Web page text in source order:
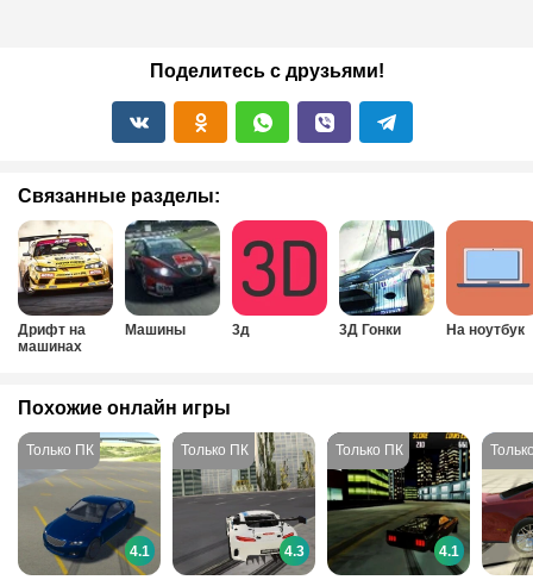
Поделитесь с друзьями!
Связанные разделы:
Дрифт на
машинах
Машины 3д 3Д Гонки На ноутбук
Похожие онлайн игры
4.1 4.3 4.1